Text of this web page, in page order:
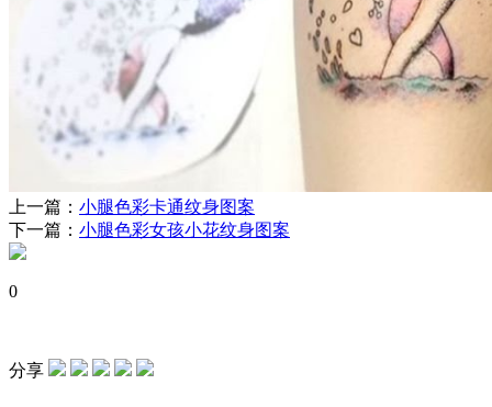
上一篇： 小腿色彩卡通纹身图案
下一篇： 小腿色彩女孩小花纹身图案
0
分享